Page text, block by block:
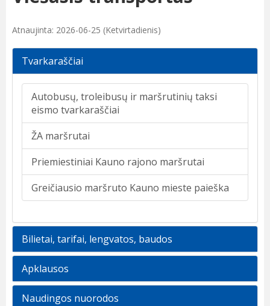
Atnaujinta: 2026-06-25 (Ketvirtadienis)
Tvarkaraščiai
Autobusų, troleibusų ir maršrutinių taksi
eismo tvarkaraščiai
ŽA maršrutai
Priemiestiniai Kauno rajono maršrutai
Greičiausio maršruto Kauno mieste paieška
Bilietai, tarifai, lengvatos, baudos
Apklausos
Naudingos nuorodos